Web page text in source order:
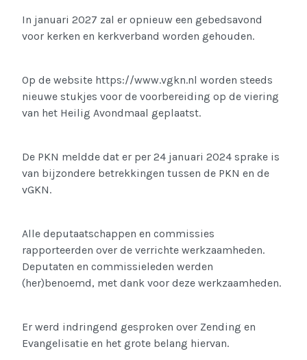
In januari 2027 zal er opnieuw een gebedsavond
voor kerken en kerkverband worden gehouden.
Op de website https://www.vgkn.nl worden steeds
nieuwe stukjes voor de voorbereiding op de viering
van het Heilig Avondmaal geplaatst.
De PKN meldde dat er per 24 januari 2024 sprake is
van bijzondere betrekkingen tussen de PKN en de
vGKN.
Alle deputaatschappen en commissies
rapporteerden over de verrichte werkzaamheden.
Deputaten en commissieleden werden
(her)benoemd, met dank voor deze werkzaamheden.
Er werd indringend gesproken over Zending en
Evangelisatie en het grote belang hiervan.